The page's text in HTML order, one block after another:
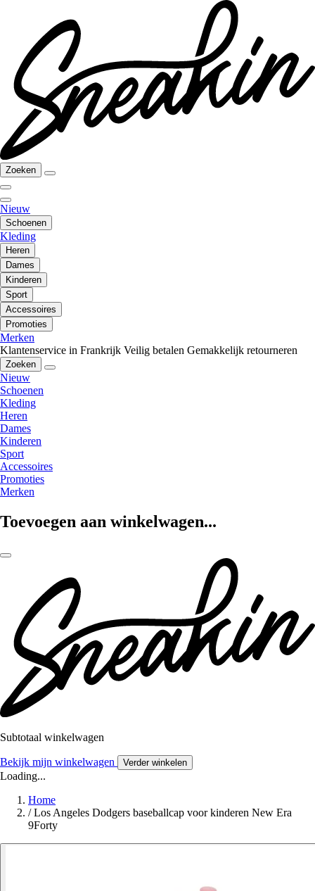
Zoeken
Nieuw
Schoenen
Kleding
Heren
Dames
Kinderen
Sport
Accessoires
Promoties
Merken
Klantenservice in Frankrijk Veilig betalen Gemakkelijk retourneren
Zoeken
Nieuw
Schoenen
Kleding
Heren
Dames
Kinderen
Sport
Accessoires
Promoties
Merken
Toevoegen aan winkelwagen...
Subtotaal winkelwagen
Bekijk mijn winkelwagen Verder winkelen
Loading...
Home
/ Los Angeles Dodgers baseballcap voor kinderen New Era
9Forty